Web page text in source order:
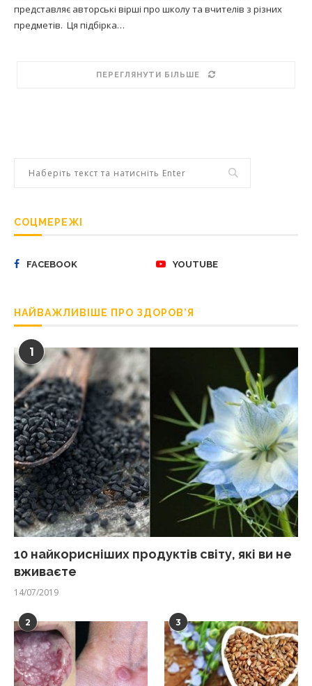
представляє авторські вірші про школу та вчителів з різних
предметів. Ця підбірка…
ПЕРЕГЛЯНУТИ БІЛЬШЕ
СОЦМЕРЕЖІ
FACEBOOK YOUTUBE
НАЙВАЖЛИВІШЕ ПРО ЗДОРОВ’Я
1
10 найкорисніших продуктів світу, які ви не
вживаєте
14/07/2019
2 3